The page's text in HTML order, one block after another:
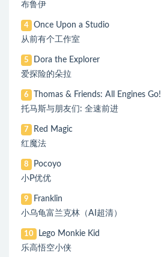
布鲁伊
4
Once Upon a Studio
从前有个工作室
5
Dora the Explorer
爱探险的朵拉
6
Thomas & Friends: All Engines Go!
托马斯与朋友们: 全速前进
7
Red Magic
红魔法
8
Pocoyo
小P优优
9
Franklin
小乌龟富兰克林（AI超清）
10
Lego Monkie Kid
乐高悟空小侠